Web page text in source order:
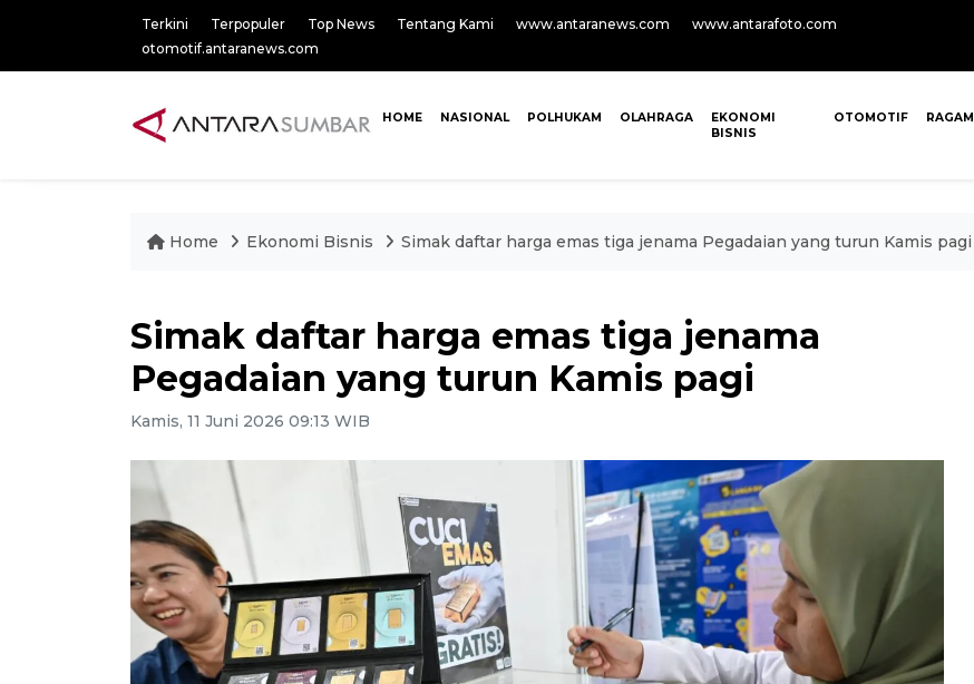
Terkini Terpopuler Top News Tentang Kami www.antaranews.com
www.antarafoto.com
otomotif.antaranews.com
HOME NASIONAL POLHUKAM OLAHRAGA
EKONOMI
BISNIS
OTOMOTIF RAGAM
Home Ekonomi Bisnis Simak daftar harga emas tiga jenama Pegadaian yang turun Kamis pagi
Simak daftar harga emas tiga jenama
Pegadaian yang turun Kamis pagi
Kamis, 11 Juni 2026 09:13 WIB